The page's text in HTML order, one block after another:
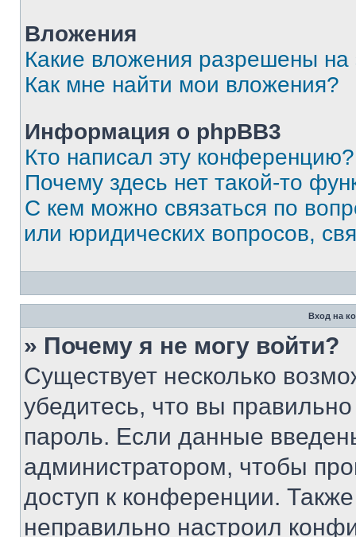
Вложения
Какие вложения разрешены
Как мне найти мои вложения?
Информация о phpBB3
Кто написал эту конференцию?
Почему здесь нет такой-то
С кем можно связаться по
или юридических вопросов,
Вход на
» Почему я не могу войти?
Существует несколько
убедитесь, что вы
пароль. Если данные
администратором, чтобы
доступ к конференции.
неправильно настроил